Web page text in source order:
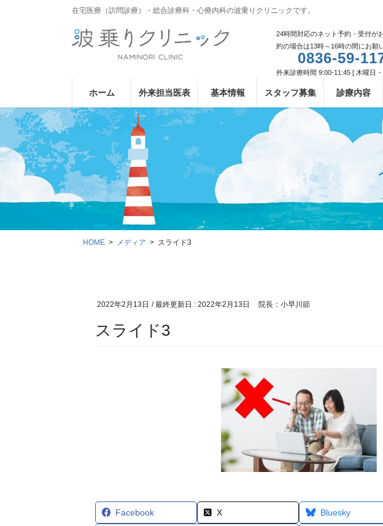
動
に
在宅医療（訪問診療）・総合診療科・心療内科の波乗りクリニックです。
24時間対応のネット予約・受付が
約の場合は13時～16時の間にお願
0836-59-
外来診療時間 9:00-11:45 [ 木曜日
ホーム 外来担当医表 基本情報 スタッフ募集 診療内容
HOME メディア スライド3
2022年2月13日 / 最終更新日 :2022年2月13日 院長：小早川節
スライド3
Facebook X Bluesky